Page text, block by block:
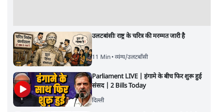
उलटबांसीः राष्ट्र के चरित्र की मरम्मत जारी है
11 Min• व्यंग्य/उलटबाँसी
Parliament LIVE | हंगामे के बीच फिर शुरू हुई
संसद | 2 Bills Today
दिल्ली